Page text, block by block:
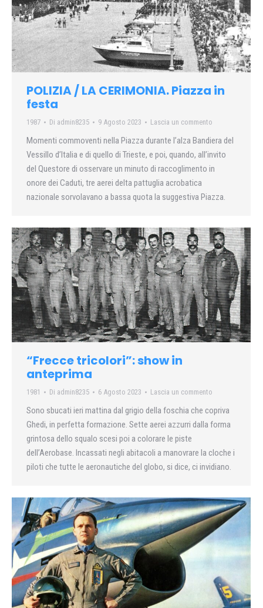
POLIZIA / LA CERIMONIA. Piazza in
festa
1987 Di admin8235 9 Agosto 2023 Lascia un commento
Momenti commoventi nella Piazza durante l’alza Bandiera del
Vessillo d’Italia e di quello di Trieste, e poi, quando, all’invito
del Questore di osservare un minuto di raccoglimento in
onore dei Caduti, tre aerei delta pattuglia acrobatica
nazionale sorvolavano a bassa quota la suggestiva Piazza.
“Frecce tricolori”: show in
anteprima
1981 Di admin8235 6 Agosto 2023 Lascia un commento
Sono sbucati ieri mattina dal grigio della foschia che copriva
Ghedi, in perfetta formazione. Sette aerei azzurri dalla forma
grintosa dello squalo scesi poi a colorare le piste
dell’Aerobase. Incassati negli abitacoli a manovrare la cloche i
piloti che tutte le aeronautiche del globo, si dice, ci invidiano.